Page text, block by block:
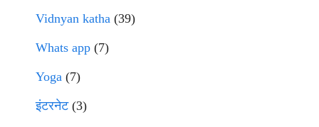
Vidnyan katha (39)
Whats app (7)
Yoga (7)
इंटरनेट(3)